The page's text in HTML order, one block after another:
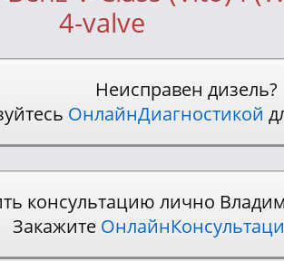
4-valve
Неисправен дизель?
ОнлайнДиагностикой
консультацию лично
Закажите